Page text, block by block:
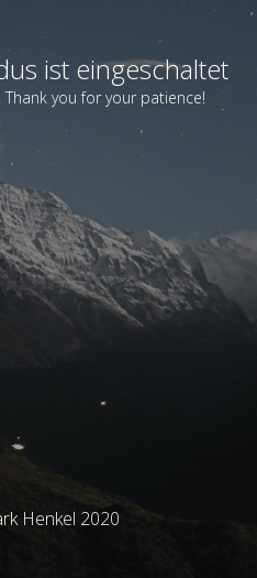
ist eingeschaltet
you for your patience!
Henkel 2020